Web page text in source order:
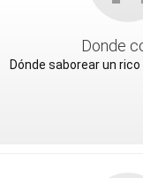
Donde
Dónde saborear un rico